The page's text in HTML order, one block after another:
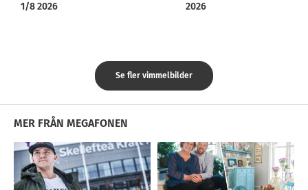
1/8 2026
2026
Se fler vimmelbilder
MER FRÅN MEGAFONEN